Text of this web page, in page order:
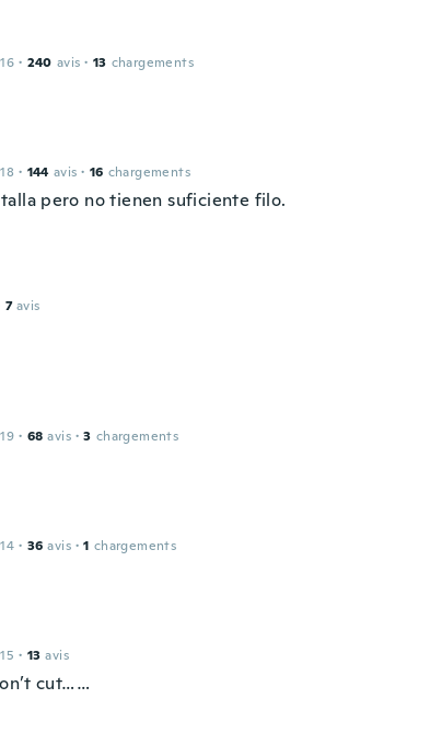
· 240 avis · 13 chargements
· 144 avis · 16 chargements
pero no tienen suficiente filo.
7 avis
· 68 avis · 3 chargements
· 36 avis · 1 chargements
· 13 avis
cut……